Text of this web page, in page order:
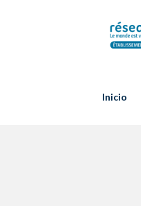
Inicio